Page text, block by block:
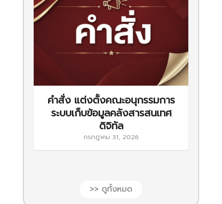
คำสั่ง แต่งตั้งคณะอนุกรรมการ
ระบบเก็บข้อมูลคลังสารสนเทศ
ดิจิทัล
กรกฎาคม 31, 2026
>> ดูทั้งหมด